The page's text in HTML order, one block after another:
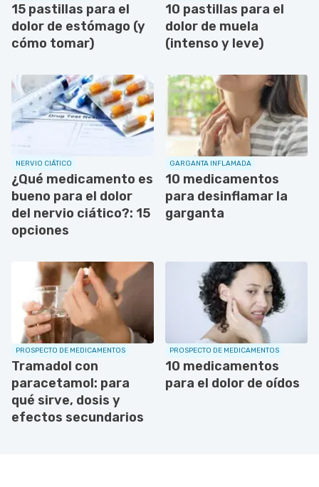
15 pastillas para el
dolor de estómago (y
cómo tomar)
10 pastillas para el
dolor de muela
(intenso y leve)
NERVIO CIÁTICO
¿Qué medicamento es
bueno para el dolor
del nervio ciático?: 15
opciones
GARGANTA INFLAMADA
10 medicamentos
para desinflamar la
garganta
PROSPECTO DE MEDICAMENTOS
Tramadol con
paracetamol: para
qué sirve, dosis y
efectos secundarios
PROSPECTO DE MEDICAMENTOS
10 medicamentos
para el dolor de oídos